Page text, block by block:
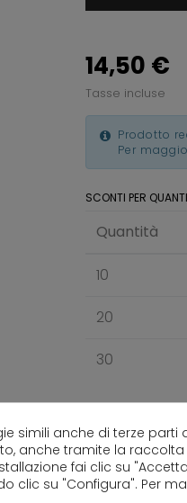
14,50 €
Tasse incluse
Prodotto
Per
SCONTI PER
Quantità
10
20
30
simili anche di terze parti
anche tramite la
fai clic su
clic su "Configura". Per